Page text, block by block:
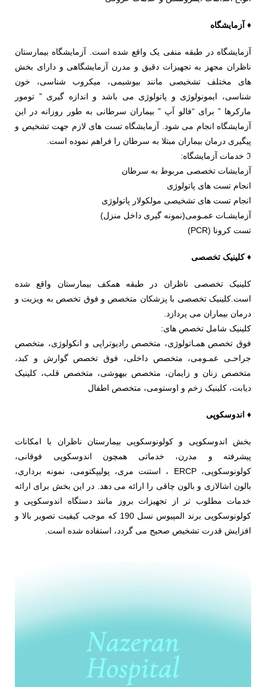
♦ آزمایشگاه
آزمایشگاه در طبقه منفی یک واقع شده است. آزمایشگاه بیمارستان
ناظران مجهز به تجهیزات دقیق و مدرن آزمایشگاهی و دارای بخش
های مختلف تشخیصی مانند بیوشیمی، میکروب شناسی، خون
شناسی، ایمونولوژی و پاتولوژی می باشد و اندازه گیری ” تومور
مارکرها ” برای “فالو آپ ” بیماران سرطانی به طور روزانه در این
آزمایشگاه انجام می شود. آزمایشگاه تست های لازم جهت تشخیص و
پیگیری درمان بیماران مبتلا به سرطان را فراهم نموده است.
ℑ خدمات آزمایشگاه:
آزمایشات تخصصی مربوط به سرطان
انجام تست های پاتولوژی
انجام تست های تشخیصی مولکولار پاتولوژی
آزمایشـات عمـومی(نمونه گیری داخل منزل)
تست کرونا (PCR)
♦ کلینیک تخصصی
کلینیک تخصصی ناظران در طبقه همکف بیمارستان واقع شده
است.کلینیک تخصصی با پزشکان متخصص و فوق تخصص به ویزیت و
درمان بیماران می پردازد.
کلینیک شامل تخصص های:
فوق تخصص همـاتولوژی، متخصص رادیوتراپی و انکولوژی، متخصص
جراحـی عمـومی، متخصص داخلی، فوق تخصص گوارش و کبد،
متخصص زنان و زایمان، متخصص بیهوشی، متخصص قلب، کلینیک
دیابت، کلینیک زخم و اوستومی، متخصص اطفال
♦ اندوسکوپی
بخش اندوسکوپی و کولونوسکوپی بیمارستان ناظران با امکانات
پیشرفته و مدرن، خدماتی همچون اندوسکوپی فوقانی،
کولونوسکوپی، ERCP ، استنت مری، پولیپکتومی، نمونه برداری،
بالون اشالازی و بالون چاقی را ارائه می دهد. در این بخش برای ارائه
خدمات مطلوب تر از تجهیزات بروز مانند دستگاه اندوسکوپی و
کولونوسکوپی برند المپیوس نسل 190 که موجب کیفیت تصویر بالا و
افزایش قدرت تشخیص صحیح می گردد، استفاده شده است.